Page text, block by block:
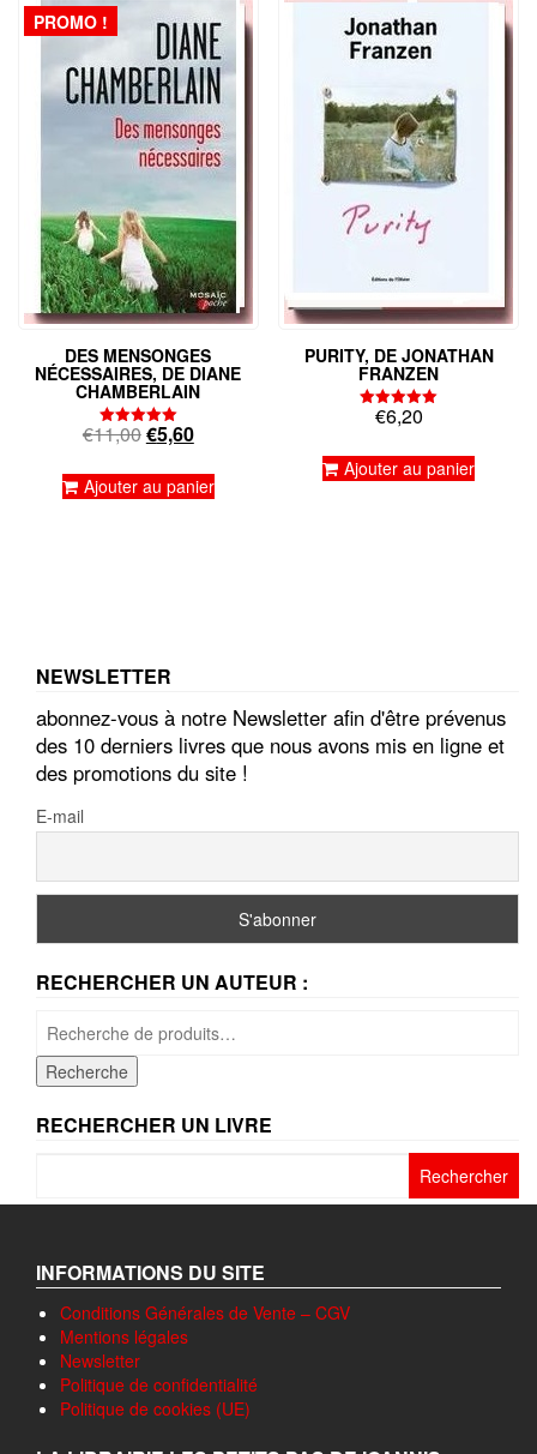
PROMO !
DES MENSONGES
NÉCESSAIRES, DE DIANE
CHAMBERLAIN
Note
€11,00Le
initial
€5,60Le
actuel
Ajouter au panier
PURITY, DE JONATHAN
FRANZEN
Note
5.00
€6,20
Ajouter au panier
NEWSLETTER
abonnez-vous à notre Newsletter afin d'être prévenus
des 10 derniers livres que nous avons mis en ligne et
des promotions du site !
E-mail
RECHERCHER UN AUTEUR :
pour :
Recherche
RECHERCHER UN LIVRE
INFORMATIONS DU SITE
Conditions Générales de Vente – CGV
Mentions légales
Newsletter
Politique de confidentialité
Politique de cookies (UE)